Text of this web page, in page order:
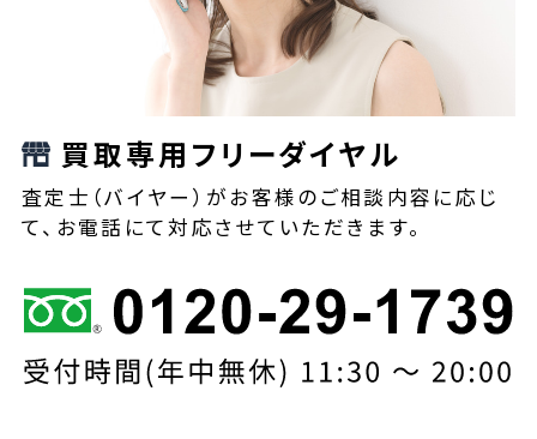
買取専用フリーダイヤル
査定士（バイヤー）がお客様のご相談内容に応じ
て、お電話にて対応させていただきます。